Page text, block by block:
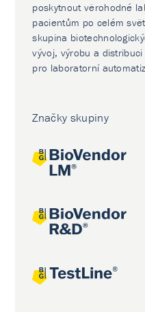
poskytnout věrohodné
pacientům po celém
skupina
vývoj, výrobu a
pro laboratorní
Značky skupiny